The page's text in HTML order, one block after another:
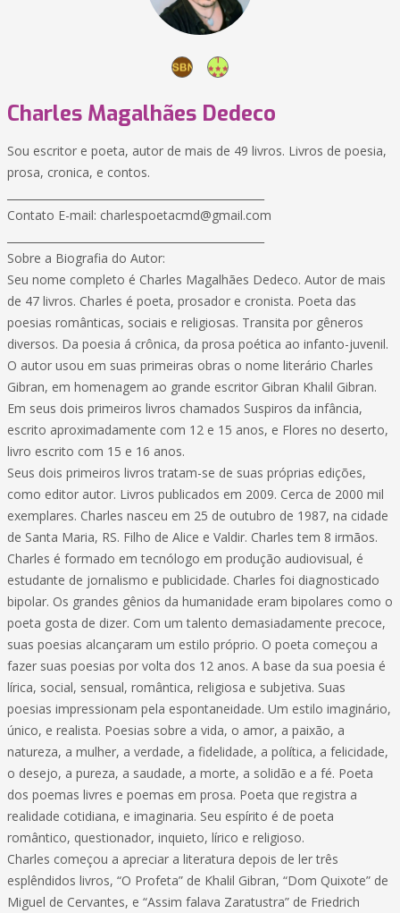
Charles Magalhães Dedeco
Sou escritor e poeta, autor de mais de 49 livros. Livros de poesia,
prosa, cronica, e contos.
Contato E-mail: charlespoetacmd@gmail.com
Sobre a Biografia do Autor:
Seu nome completo é Charles Magalhães Dedeco. Autor de mais
de 47 livros. Charles é poeta, prosador e cronista. Poeta das
poesias românticas, sociais e religiosas. Transita por gêneros
diversos. Da poesia á crônica, da prosa poética ao infanto-juvenil.
O autor usou em suas primeiras obras o nome literário Charles
Gibran, em homenagem ao grande escritor Gibran Khalil Gibran.
Em seus dois primeiros livros chamados Suspiros da infância,
escrito aproximadamente com 12 e 15 anos, e Flores no deserto,
livro escrito com 15 e 16 anos.
Seus dois primeiros livros tratam-se de suas próprias edições,
como editor autor. Livros publicados em 2009. Cerca de 2000 mil
exemplares. Charles nasceu em 25 de outubro de 1987, na cidade
de Santa Maria, RS. Filho de Alice e Valdir. Charles tem 8 irmãos.
Charles é formado em tecnólogo em produção audiovisual, é
estudante de jornalismo e publicidade. Charles foi diagnosticado
bipolar. Os grandes gênios da humanidade eram bipolares como o
poeta gosta de dizer. Com um talento demasiadamente precoce,
suas poesias alcançaram um estilo próprio. O poeta começou a
fazer suas poesias por volta dos 12 anos. A base da sua poesia é
lírica, social, sensual, romântica, religiosa e subjetiva. Suas
poesias impressionam pela espontaneidade. Um estilo imaginário,
único, e realista. Poesias sobre a vida, o amor, a paixão, a
natureza, a mulher, a verdade, a fidelidade, a política, a felicidade,
o desejo, a pureza, a saudade, a morte, a solidão e a fé. Poeta
dos poemas livres e poemas em prosa. Poeta que registra a
realidade cotidiana, e imaginaria. Seu espírito é de poeta
romântico, questionador, inquieto, lírico e religioso.
Charles começou a apreciar a literatura depois de ler três
esplêndidos livros, “O Profeta” de Khalil Gibran, “Dom Quixote” de
Miguel de Cervantes, e “Assim falava Zaratustra” de Friedrich